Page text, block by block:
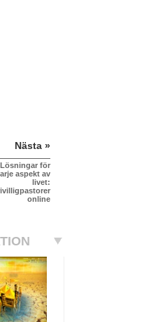
Nästa »
Lösningar för
aspekt av
livet:
online